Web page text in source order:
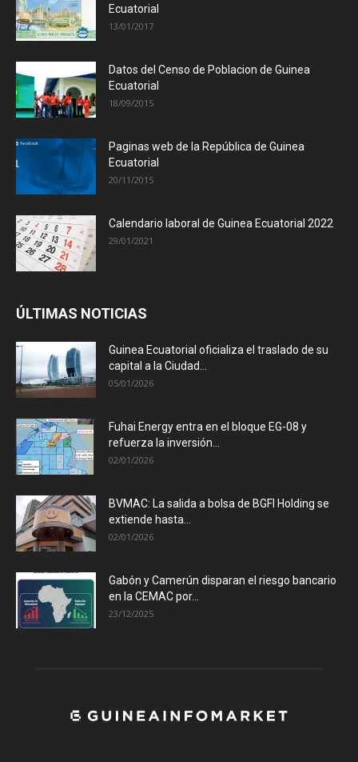
Ecuatorial
13/01/2017
Datos del Censo de Poblacion de Guinea
Ecuatorial
18/09/2015
Paginas web de la República de Guinea
Ecuatorial
20/11/2015
Calendario laboral de Guinea Ecuatorial 2022
29/01/2021
ÚLTIMAS NOTICIAS
Guinea Ecuatorial oficializa el traslado de su
capital a la Ciudad...
05/01/2026
Fuhai Energy entra en el bloque EG-08 y
refuerza la inversión...
02/01/2026
BVMAC: La salida a bolsa de BGFI Holding se
extiende hasta...
02/01/2026
Gabón y Camerún disparan el riesgo bancario
en la CEMAC por...
23/12/2025